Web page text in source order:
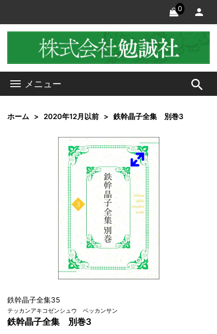
0
メニュー search
ホーム 2020年12月以前 鉄幹晶子全集 別巻3
鉄幹晶子全集35
テッカンアキコゼンシュウ ベッカンサン
鉄幹晶子全集 別巻3